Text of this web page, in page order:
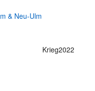
Krieg2022